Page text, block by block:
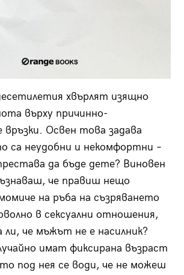
хвърлят изящно
върху причинно-
Освен това задава
са неудобни и некомфортни –
да бъде дете? Виновен
че правиш нещо
на ръба на съзряването
в сексуални отношения,
ли, че мъжът не е насилник?
имат фиксирана възраст
под нея се води, че не можеш